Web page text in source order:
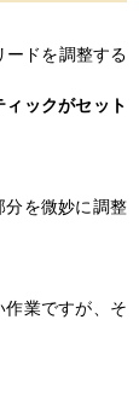
ードを調整する
ックがセット
分を微妙に調整
作業ですが、そ